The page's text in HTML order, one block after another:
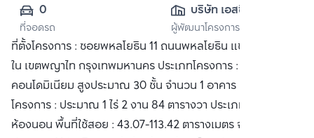
0
ที่จอดรถ
บริษัท เอสซี แอส
เสท คอร์ปอเรชั่น
จำกัด (มหาชน)
ผู้พัฒนาโครงการ
ที่ตั้งโครงการ : ซอยพหลโยธิน 11 ถนนพหลโยธิน แขวงสามเสน
ใน เขตพญาไท กรุงเทพมหานคร ประเภทโครงการ :
คอนโดมิเนียม สูงประมาณ 30 ชั้น จำนวน 1 อาคาร เนื้อที่
โครงการ : ประมาณ 1 ไร่ 2 งาน 84 ตารางวา ประเภทห้อง : 1-3
ห้องนอน พื้นที่ใช้สอย : 43.07-113.42 ตารางเมตร จำนวนห้อง :